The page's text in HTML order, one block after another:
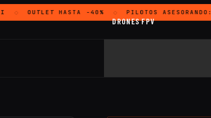
OUTLETHASTA -40% PILOTOS ASESORANDO:
DRONES FPV